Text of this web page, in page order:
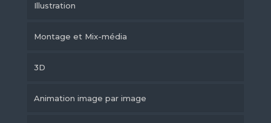
Illustration
Montage et Mix-média
3D
Animation image par image